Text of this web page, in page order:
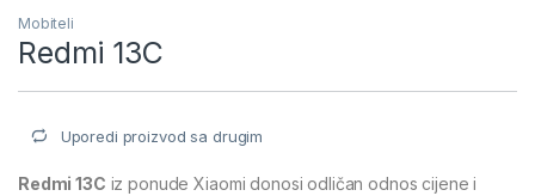
Mobiteli
Redmi 13C
Uporedi proizvod sa drugim
Redmi 13C iz ponudeXiaomi donosi odličan odnos cijene i